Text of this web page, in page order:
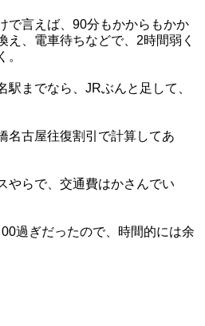
で言えば、90分もかからもかか
え、電車待ちなどで、2時間弱く
。
駅までなら、JRぶんと足して、
名古屋往復割引で計算してあ
やらで、交通費はかさんでい
過ぎだったので、時間的には余